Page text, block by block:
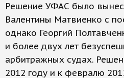
Решение УФАС было
Валентины Матвиенко с
однако Георгий
и более двух лет
арбитражных судах.
2012 году и к февралю